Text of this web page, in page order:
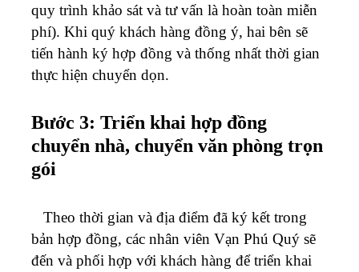
quy trình khảo sát và tư vấn là hoàn toàn miễn
phí). Khi quý khách hàng đồng ý, hai bên sẽ
tiến hành ký hợp đồng và thống nhất thời gian
thực hiện chuyển dọn.
Bước 3: Triển khai hợp đồng
chuyển nhà, chuyển văn phòng trọn
gói
Theo thời gian và địa điểm đã ký kết trong
bản hợp đồng, các nhân viên Vạn Phú Quý sẽ
đến và phối hợp với khách hàng để triển khai